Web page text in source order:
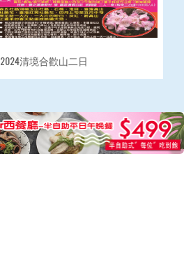
2024清境合歡山二日